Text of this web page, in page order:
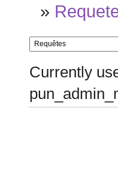
»
Currently